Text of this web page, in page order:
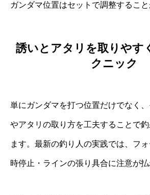
ガンダマ位置はセットで調整すること
誘いとアタリを取りやす
クニック
単にガンダマを打つ位置だけでなく
やアタリの取り方を工夫することで
ます。最新の釣り人の実践では、フ
時停止・ラインの張り具合に注意が払